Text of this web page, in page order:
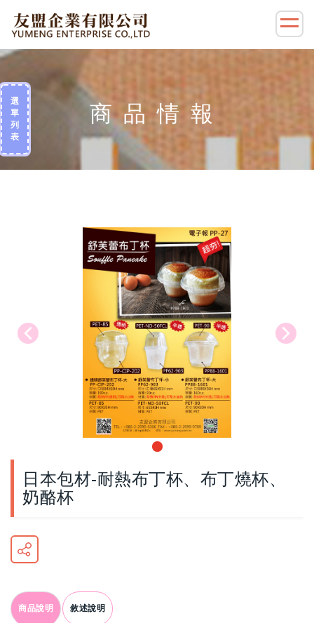
日本包材-耐熱布丁杯、布丁燒杯、
奶酪杯
商品說明 敘述說明
選
單
列
表